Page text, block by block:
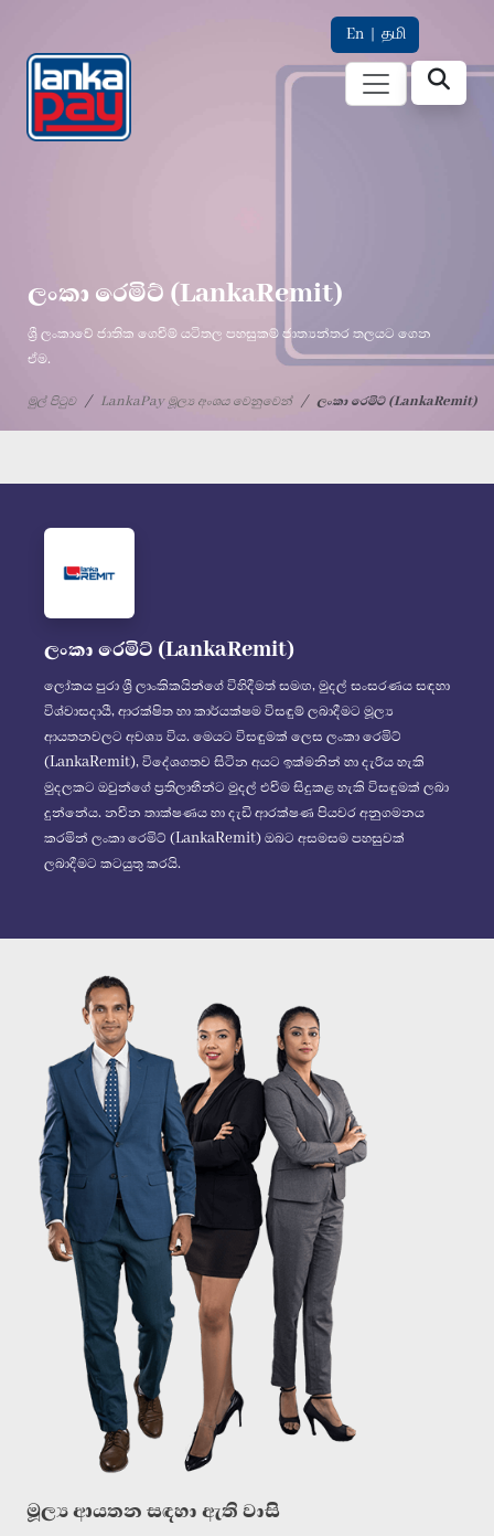
En | தமி
ලංකා රෙමිට් (LankaRemit)
ශ්‍රී ලංකාවේ ජාතික ගෙවීම් යටිතල පහසුකම් ජාත්‍යන්තර තලයට ගෙන
ඒම.
මුල් පිටුව LankaPay මූල්‍ය අංශය වෙනුවෙන් ලංකා රෙමිට් (LankaRemit)
ලංකා රෙමිට් (LankaRemit)
ලෝකය පුරා ශ්‍රී ලාංකිකයින්ගේ විහිදීමත් සමඟ, මුදල් සංසරණය සඳහා
විශ්වාසදායී, ආරක්ෂිත හා කාර්යක්ෂම විසඳුම් ලබාදීමට මූල්‍ය
ආයතනවලට අවශ්‍ය විය. මෙයට විසඳුමක් ලෙස ලංකා රෙමිට්
(LankaRemit), විදේශගතව සිටින අයට ඉක්මනින් හා දැරිය හැකි
මුදලකට ඔවුන්ගේ ප්‍රතිලාභීන්ට මුදල් එවීම සිදුකළ හැකි විසඳුමක් ලබා
දුන්නේය. නවීන තාක්ෂණය හා දැඩි ආරක්ෂණ පියවර අනුගමනය
කරමින් ලංකා රෙමිට් (LankaRemit) ඔබට අසමසම පහසුවක්
ලබාදීමට කටයුතු කරයි.
මූල්‍ය ආයතන සඳහා ඇති වාසි